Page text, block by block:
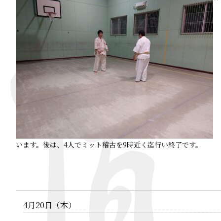
います。後は、4人でミット稽古を9時近く迄行い終了です。
4月20日（木）